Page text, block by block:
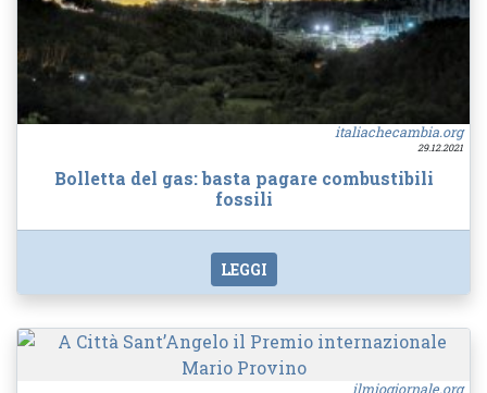
italiachecambia.org
29.12.2021
Bolletta del gas: basta pagare combustibili
fossili
LEGGI
ilmiogiornale.org